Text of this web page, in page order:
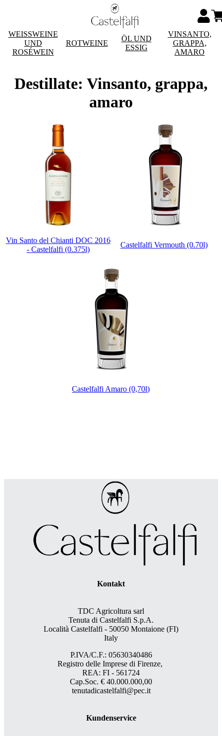
WEISSWEINE
UND
ROSÉWEIN
ROTWEINE
ÖL UND
ESSIG
VINSANTO,
GRAPPA,
AMARO
Destillate: Vinsanto, grappa,
amaro
Vin Santo del Chianti DOC 2016
- Castelfalfi (0.375l)
Castelfalfi Vermouth (0.70l)
Castelfalfi Amaro (0,70l)
Kontakt
TDC Agricoltura sarl
Tenuta di Castelfalfi S.p.A.
Località Castelfalfi - 50050 Montaione (FI)
Italy
P.IVA/C.F.: 05630340486
Registro delle Imprese di Firenze,
REA: FI - 561724
Cap.Soc. € 40.000.000,00
tenutadicastelfalfi@pec.it
Kundenservice